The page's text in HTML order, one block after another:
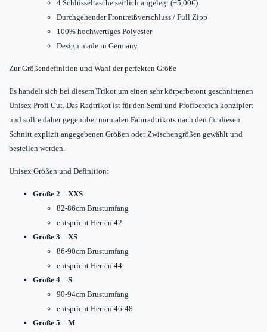
4.Schlüsseltasche seitlich angelegt (+5,00€)
Durchgehender Frontreißverschluss / Full Zipp
100% hochwertiges Polyester
Design made in Germany
Zur Größendefinition und Wahl der perfekten Größe
Es handelt sich bei diesem Trikot um einen sehr körperbetont geschnittenen
Unisex Profi Cut. Das Radtrikot ist für den Semi und Profibereich konzipiert
und sollte daher gegenüber normalen Fahrradtrikots nach den für diesen
Schnitt explizit angegebenen Größen oder Zwischengrößen gewählt und
bestellen werden.
Unisex Größen und Definition:
Größe 2 = XXS
82-86cm Brustumfang
entspricht Herren 42
Größe 3 = XS
86-90cm Brustumfang
entspricht Herren 44
Größe 4 = S
90-94cm Brustumfang
entspricht Herren 46-48
Größe 5 = M